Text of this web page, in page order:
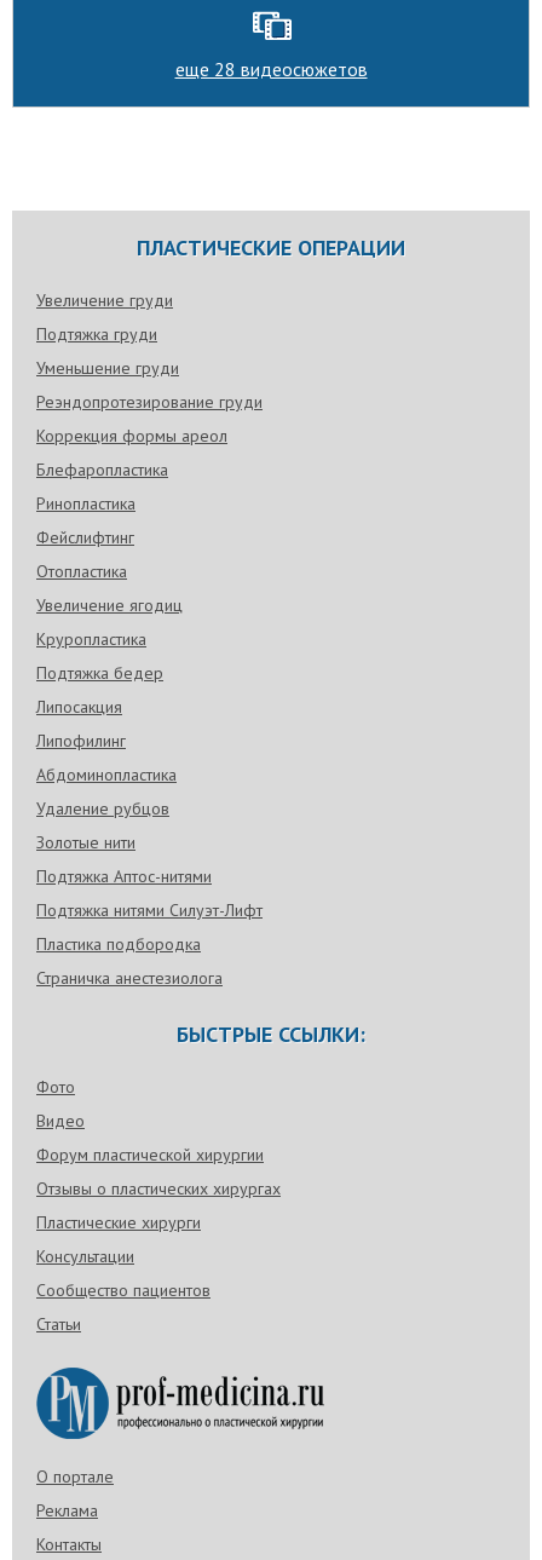
еще 28 видеосюжетов
ПЛАСТИЧЕСКИЕ ОПЕРАЦИИ
Увеличение груди
Подтяжка груди
Уменьшение груди
Реэндопротезирование груди
Коррекция формы ареол
Блефаропластика
Ринопластика
Фейслифтинг
Отопластика
Увеличение ягодиц
Круропластика
Подтяжка бедер
Липосакция
Липофилинг
Абдоминопластика
Удаление рубцов
Золотые нити
Подтяжка Аптос-нитями
Подтяжка нитями Силуэт-Лифт
Пластика подбородка
Страничка анестезиолога
БЫСТРЫЕ ССЫЛКИ:
Фото
Видео
Форум пластической хирургии
Отзывы о пластических хирургах
Пластические хирурги
Консультации
Сообщество пациентов
Статьи
О портале
Реклама
Контакты